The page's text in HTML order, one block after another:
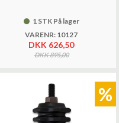
1 STK På lager
VARENR: 10127
DKK 626,50
DKK 895,00
%